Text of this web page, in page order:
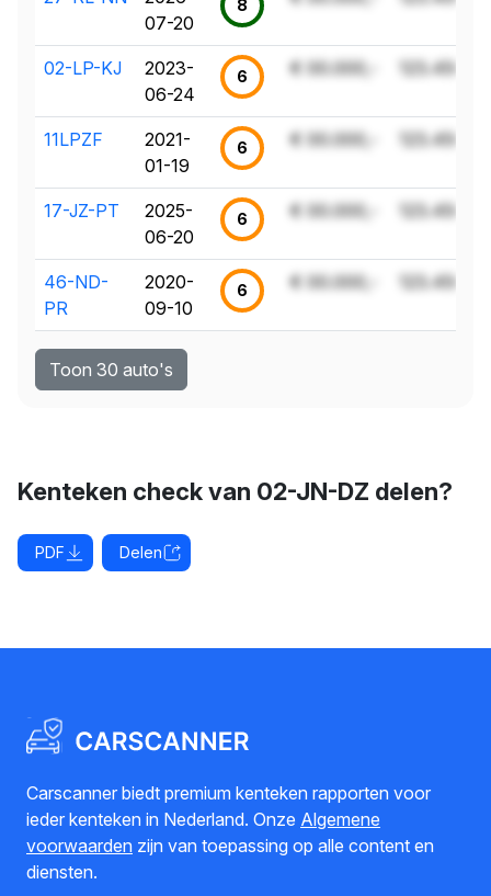
07-20
8
02-LP-KJ
2023-
06-24
6 € 00.000,- 123.456 km
11LPZF
2021-
01-19
6 € 00.000,- 123.456 km
17-JZ-PT
2025-
06-20
6 € 00.000,- 123.456 km
46-ND-
PR
2020-
09-10
6 € 00.000,- 123.456 km
Toon 30 auto's
Kenteken check van 02-JN-DZ delen?
PDF Delen
Carscanner biedt premium kenteken rapporten voor
ieder kenteken in Nederland. Onze Algemene
voorwaarden zijn van toepassing op alle content en
diensten.